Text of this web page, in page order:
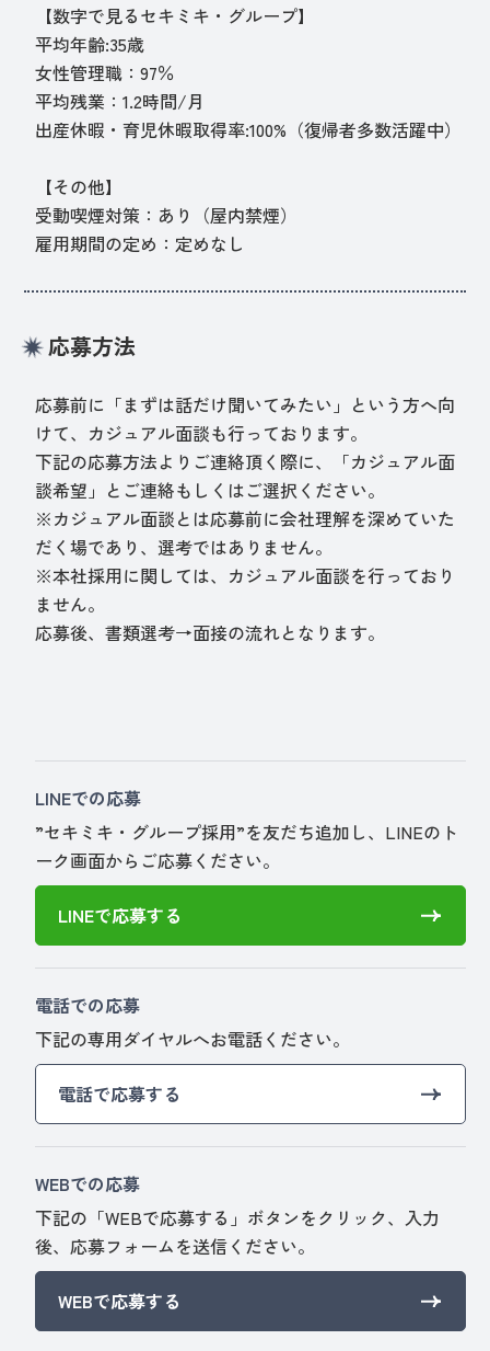
【数字で見るセキミキ・グループ】
平均年齢:35歳
女性管理職：97％
平均残業：1.2時間/月
出産休暇・育児休暇取得率:100%（復帰者多数活躍中）
【その他】
受動喫煙対策：あり（屋内禁煙）
雇用期間の定め：定めなし
応募方法
応募前に「まずは話だけ聞いてみたい」という方へ向
けて、カジュアル面談も行っております。
下記の応募方法よりご連絡頂く際に、「カジュアル面
談希望」とご連絡もしくはご選択ください。
※カジュアル面談とは応募前に会社理解を深めていた
だく場であり、選考ではありません。
※本社採用に関しては、カジュアル面談を行っており
ません。
応募後、書類選考→面接の流れとなります。
LINEでの応募
”セキミキ・グループ採用”を友だち追加し、LINEのト
ーク画面からご応募ください。
LINEで応募する
電話での応募
下記の専用ダイヤルへお電話ください。
電話で応募する
WEBでの応募
下記の「WEBで応募する」ボタンをクリック、入力
後、応募フォームを送信ください。
WEBで応募する